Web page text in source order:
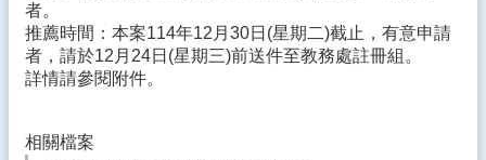
校
園
成
校
者。
推薦時間：本案114年12月30日(星期二)截止，有意申請
者，請於12月24日(星期三)前送件至教務處註冊組。
詳情請參閱附件。
相關檔案